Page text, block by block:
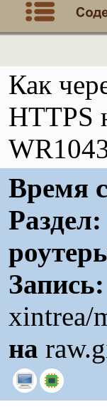
Как
HTTPS
Время
Раздел:
Запись:
xintrea/
на